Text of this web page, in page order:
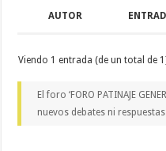
AUTOR
Viendo 1 entrada (de un total de
El foro ‘FORO PATINAJE
nuevos debates ni